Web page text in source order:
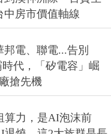
中房市價值軸線
電、聯電...告別
代，「矽電容」崛
搶先機